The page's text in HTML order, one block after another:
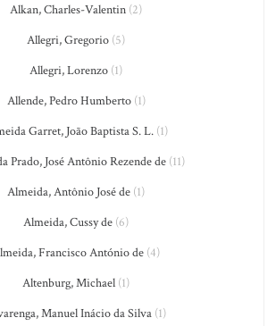
Alkan, Charles-Valentin (2)
Allegri, Gregorio (5)
Allegri, Lorenzo (1)
Allende, Pedro Humberto(1)
Garret, João Baptista S. L.(1)
Prado, José Antônio Rezende de (11)
Almeida, Antônio José de (1)
Almeida, Cussy de (6)
Francisco António de (4)
Altenburg, Michael (1)
Manuel Inácio da Silva(1)